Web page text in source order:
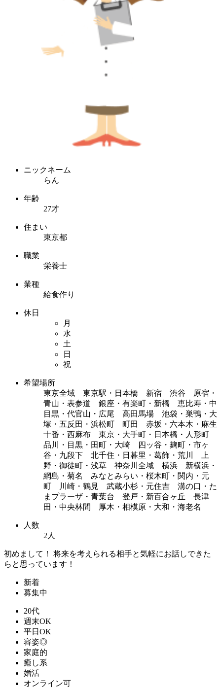
ニックネーム
らん
年齢
27才
住まい
東京都
職業
栄養士
業種
給食作り
休日
月
水
土
日
祝
希望場所
東京全域 東京駅・日本橋 新宿 渋谷 原宿・
青山・表参道 銀座・有楽町・新橋 恵比寿・中
目黒・代官山・広尾 高田馬場 池袋・巣鴨・大
塚・五反田・浜松町 町田 赤坂・六本木・麻生
十番・西麻布 東京・大手町・日本橋・人形町
品川・目黒・田町・大崎 四ッ谷・麹町・市ヶ
谷・九段下 北千住・日暮里・葛飾・荒川 上
野・御徒町・浅草 神奈川全域 横浜 新横浜・
網島・菊名 みなとみらい・桜木町・関内・元
町 川崎・鶴見 武蔵小杉・元住吉 溝の口・た
まプラーザ・青葉台 登戸・新百合ヶ丘 長津
田・中央林間 厚木・相模原・大和・海老名
人数
2人
初めまして！ 将来を考えられる相手と気軽にお話しできた
らと思っています！
新着
募集中
20代
週末OK
平日OK
容姿◎
家庭的
癒し系
婚活
オンライン可